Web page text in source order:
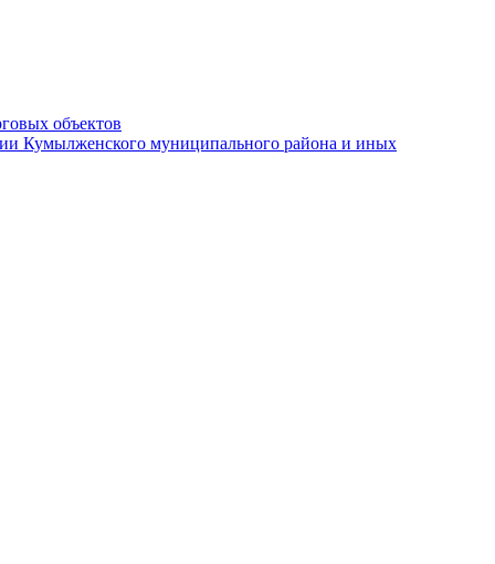
объектов
Кумылженского муниципального района и иных